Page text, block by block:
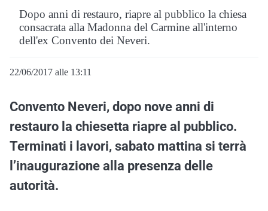
Dopo anni di restauro, riapre al pubblico la chiesa
consacrata alla Madonna del Carmine all'interno
dell'ex Convento dei Neveri.
22/06/2017 alle 13:11
Convento Neveri, dopo nove anni di
restauro la chiesetta riapre al pubblico.
Terminati i lavori, sabato mattina si terrà
l’inaugurazione alla presenza delle
autorità.